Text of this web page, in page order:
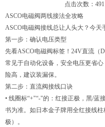
点击次数：
ASCO电磁阀两线接法全攻略
ASCO电磁阀接线总让人头大？今天
第一步：确认电压类型
先看ASCO电磁阀标签！24V直流（
常见于自动化设备，安全电压更省
险高，建议装漏保。
第二步：直流阀接线口诀
• 线圈标“+"“-"的：红接正极，黑/蓝
书为准。如日本金子牌用全红接线
极）。